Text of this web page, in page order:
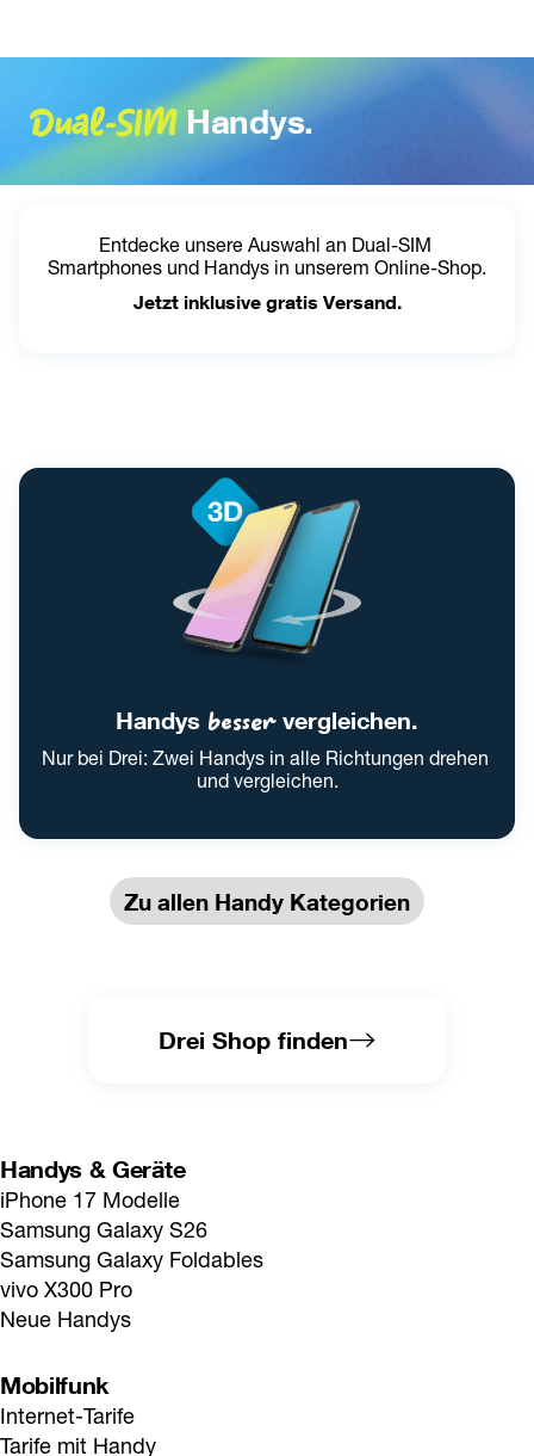
Dual-SIMHandys.
Entdecke unsere Auswahl an Dual-SIM
Smartphones und Handys in unserem Online-Shop.
Jetzt inklusive gratis Versand.
Handys besser vergleichen.
Nur bei Drei: Zwei Handys in alle Richtungen drehen
und vergleichen.
Zu allen Handy Kategorien
Drei Shop finden
Handys & Geräte
iPhone 17 Modelle
Samsung Galaxy S26
Samsung Galaxy Foldables
vivo X300 Pro
Neue Handys
Mobilfunk
Internet-Tarife
Tarife mit Handy